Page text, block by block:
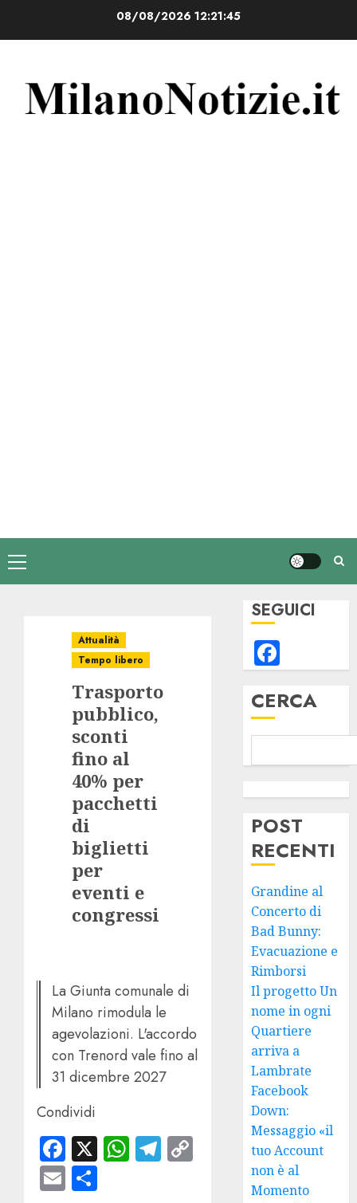
08/08/2026 12:21:46
Menu
principale
Attualità
Tempo libero
Trasporto
pubblico,
sconti
fino al
40% per
pacchetti
di
biglietti
per
eventi e
congressi
La Giunta comunale di
Milano rimodula le
agevolazioni. L'accordo
con Trenord vale fino al
31 dicembre 2027
Condividi
Facebook
X WhatsApp
Telegram
Email
SEGUICI
CERCA
POST
RECENTI
Grandine al
Concerto di
Bad Bunny:
Evacuazione e
Rimborsi
Il progetto Un
nome in ogni
Quartiere
arriva a
Lambrate
Facebook
Down:
Messaggio «il
tuo Account
non è al
Momento